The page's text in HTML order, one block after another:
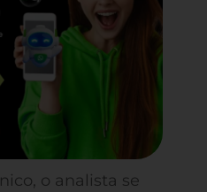
o analista se